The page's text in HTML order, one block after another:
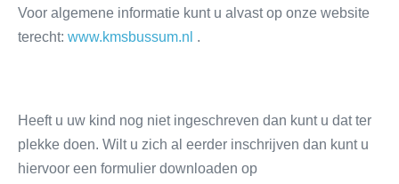
Voor algemene informatie kunt u alvast op onze website
terecht: www.kmsbussum.nl .
Heeft u uw kind nog niet ingeschreven dan kunt u dat ter
plekke doen. Wilt u zich al eerder inschrijven dan kunt u
hiervoor een formulier downloaden op